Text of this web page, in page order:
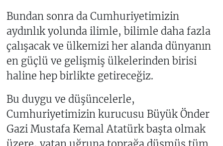
Bundan sonra da Cumhuriyetimizin
aydınlık yolunda ilimle, bilimle daha fazla
çalışacak ve ülkemizi her alanda dünyanın
en güçlü ve gelişmiş ülkelerinden birisi
haline hep birlikte getireceğiz.
Bu duygu ve düşüncelerle,
Cumhuriyetimizin kurucusu Büyük Önder
Gazi Mustafa Kemal Atatürk başta olmak